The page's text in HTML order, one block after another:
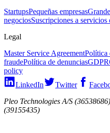
StartupsPequeñas empresas
negociosSuscripciones a servicios
Legal
Master Service AgreementPolítica
fraudePolítica de denunciasGDPR
policy
LinkedIn
Twitter
Pleo Technologies A/S
(39155435)